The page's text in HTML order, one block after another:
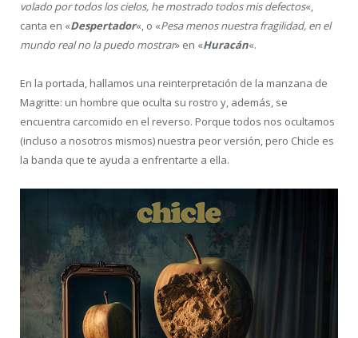
volado por todos los cielos, he mostrado todos mis defectos«,
canta en «Despertador«, o «Pesa menos nuestra fragilidad, en el
mundo real no la puedo mostrar» en «Huracán«.
En la portada, hallamos una reinterpretación de la manzana de
Magritte: un hombre que oculta su rostro y, además, se
encuentra carcomido en el reverso. Porque todos nos ocultamos
(incluso a nosotros mismos) nuestra peor versión, pero Chicle es
la banda que te ayuda a enfrentarte a ella.